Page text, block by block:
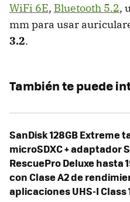
WiFi 6E, Bluetooth 5.2,
mm para usar
3.2.
También te puede
SanDisk 128GB Extreme
microSDXC + adaptador
RescuePro Deluxe hasta
con Clase A2 de
aplicaciones UHS-I Class